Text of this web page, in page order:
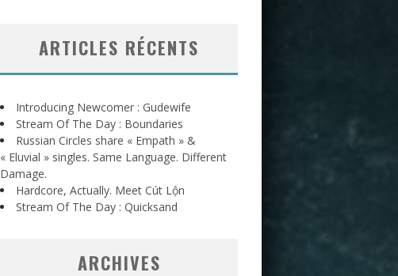
ARTICLES RÉCENTS
Introducing Newcomer : Gudewife
Stream Of The Day : Boundaries
Russian Circles share « Empath » &
« Eluvial » singles. Same Language. Different
Damage.
Hardcore, Actually. Meet Cút Lộn
Stream Of The Day : Quicksand
ARCHIVES